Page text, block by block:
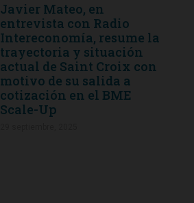
Javier Mateo, en
entrevista con Radio
Intereconomía, resume la
trayectoria y situación
actual de Saint Croix con
motivo de su salida a
cotización en el BME
Scale-Up